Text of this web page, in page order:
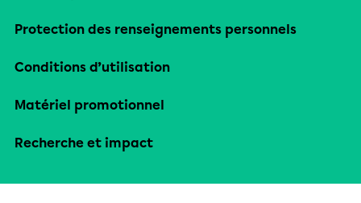
Protection des renseignements personnels
Conditions d’utilisation
Matériel promotionnel
Recherche et impact